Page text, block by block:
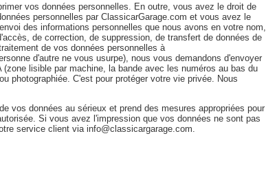
vos données personnelles. En outre, vous avez le droit de
personnelles par ClassicarGarage.com et vous avez le
des informations personnelles que nous avons en votre nom,
de correction, de suppression, de transfert de données de
de vos données personnelles à
d'autre ne vous usurpe), nous vous demandons d'envoyer
lisible par machine, la bande avec les numéros au bas du
photographiée. C'est pour protéger votre vie privée. Nous
vos données au sérieux et prend des mesures appropriées pour
Si vous avez l'impression que vos données ne sont pas
service client via info@classicargarage.com.